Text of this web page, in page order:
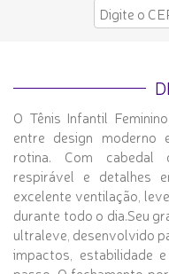
O Tênis Infantil
entre design moderno
rotina. Com cabedal
respirável e detalhes
excelente ventilação,
durante todo o dia.Seu
ultraleve, desenvolvido
impactos, estabilidade